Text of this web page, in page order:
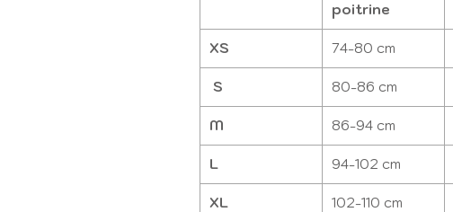
poitrine
XS 74-80 cm
S 80-86 cm
M 86-94 cm
L 94-102 cm
XL 102-110 cm